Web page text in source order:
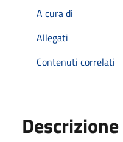
A cura di
Allegati
Contenuti correlati
Descrizione